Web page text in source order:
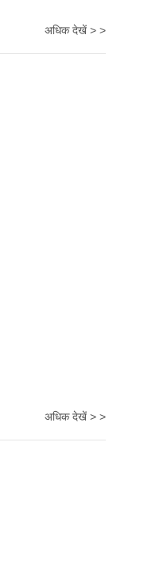
अधिक देखें > >
अधिक देखें > >